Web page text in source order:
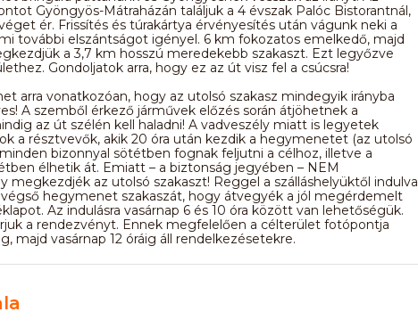
Gyöngyös-Mátraházán találjuk a 4 évszak Palóc Bistorantnál,
ér. Frissítés és túrakártya érvényesítés után vágunk neki a
további elszántságot igényel. 6 km fokozatos emelkedő, majd
a 3,7 km hosszú meredekebb szakaszt. Ezt legyőzve
Gondoljatok arra, hogy ez az út visz fel a csúcsra!
arra vonatkozóan, hogy az utolsó szakasz mindegyik irányba
A szemből érkező járművek előzés során átjöhetnek a
az út szélén kell haladni! A vadveszély miatt is legyetek
a résztvevők, akik 20 óra után kezdik a hegymenetet (az utolsó
bizonnyal sötétben fognak feljutni a célhoz, illetve a
élhetik át. Emiatt – a biztonság jegyében – NEM
megkezdjék az utolsó szakaszt! Reggel a szálláshelyüktől indulva
hegymenet szakaszát, hogy átvegyék a jól megérdemelt
Az indulásra vasárnap 6 és 10 óra között van lehetőségük.
a rendezvényt. Ennek megfelelően a célterület fotópontja
majd vasárnap 12 óráig áll rendelkezésetekre.